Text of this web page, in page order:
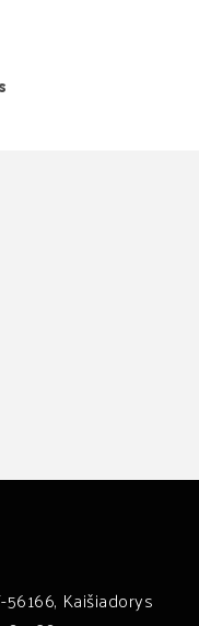
56166, Kaišiadorys